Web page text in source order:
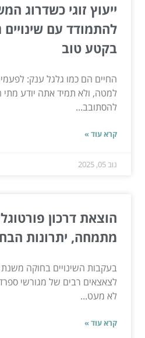
ייעוץ זוגי כשדרוג
להתמודד עם שינויים
בקטע טוב
החיים הם כמו גלגל ענק:
למטה, ולא תמיד אתה יודע מתי
להסתובב...
קרא עוד »
נוב 05, 2025
הוצאת דרכון
מתמחה, יתרונות
לצאצאים רבים של מגורשי ספרד
לא מעט...
קרא עוד »